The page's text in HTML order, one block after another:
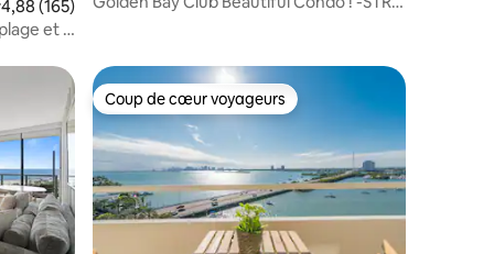
moyenne sur la base de 165 commentaires : 4,88 sur 5
4,88 (165)
et la
Coup de cœur voyageurs
Coup de cœur voyageurs